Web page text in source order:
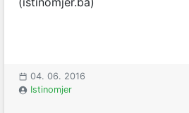
04. 06. 2016
Istinomjer